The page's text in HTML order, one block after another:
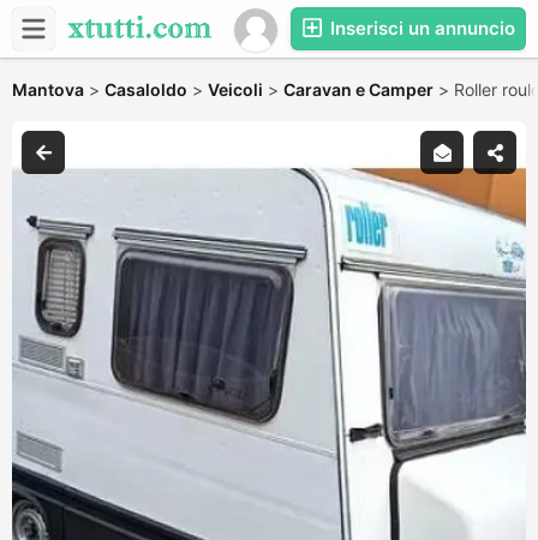
Inserisci un annuncio
Mantova > Casaloldo > Veicoli > Caravan e Camper > Roller